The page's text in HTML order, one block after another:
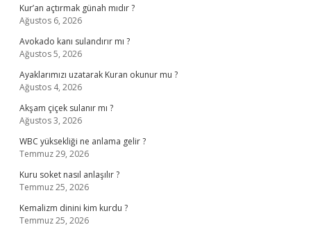
Kur’an açtırmak günah mıdır ?
Ağustos 6, 2026
Avokado kanı sulandırır mı ?
Ağustos 5, 2026
Ayaklarımızı uzatarak Kuran okunur mu ?
Ağustos 4, 2026
Akşam çiçek sulanır mı ?
Ağustos 3, 2026
WBC yüksekliği ne anlama gelir ?
Temmuz 29, 2026
Kuru soket nasıl anlaşılır ?
Temmuz 25, 2026
Kemalizm dinini kim kurdu ?
Temmuz 25, 2026